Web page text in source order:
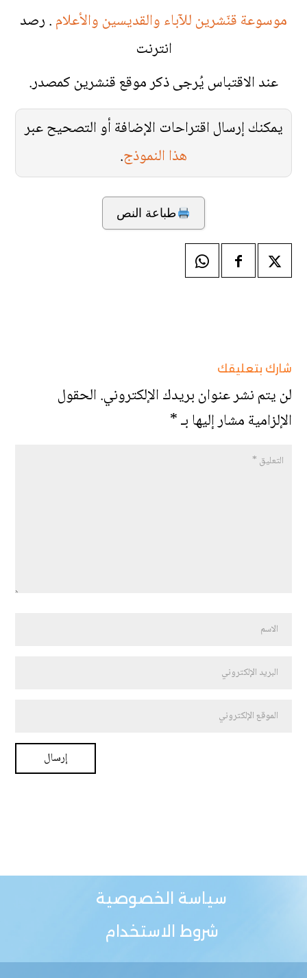
موسوعة قنّشرين للآباء والقديسين والأعلام. رصد
انترنت
عند الاقتباس يُرجى ذكر موقع قنشرين كمصدر.
يمكنك إرسال اقتراحات الإضافة أو التصحيح عبر
هذا النموذج.
طباعة النص
شارك بتعليقك
لن يتم نشر عنوان بريدك الإلكتروني.الحقول
الإلزامية مشار إليها بـ*
سياسة الخصوصية
شروط الاستخدام